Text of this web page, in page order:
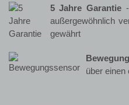
5 Jahre Garantie
außergewöhnlich
gewährt
über einen